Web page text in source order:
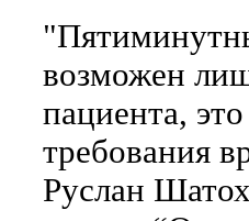
возможен
пациента,
требования
Руслан